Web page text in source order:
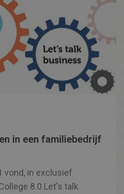
in een familiebedrijf
vond, in exclusief
8.0 Let's talk